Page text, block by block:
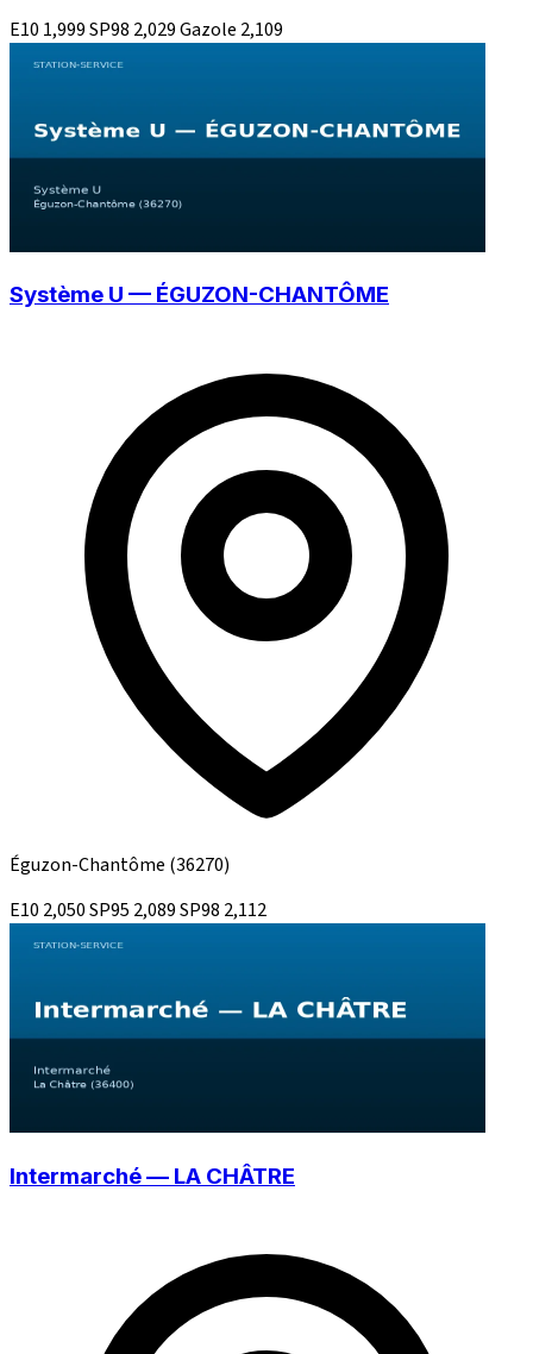
E10 1,999SP98 2,029Gazole 2,109
Système U — ÉGUZON-CHANTÔME
Éguzon-Chantôme (36270)
E10 2,050SP95 2,089SP98 2,112
Intermarché — LA CHÂTRE